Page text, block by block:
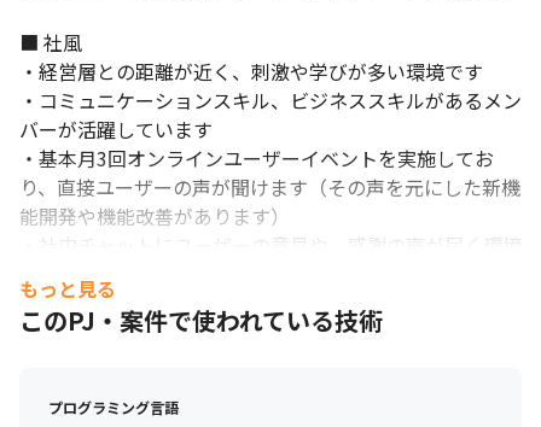
社内のコミュニケーションを大切にしています。
■ 社風
・経営層との距離が近く、刺激や学びが多い環境です
・コミュニケーションスキル、ビジネススキルがあるメン
バーが活躍しています
・基本月3回オンラインユーザーイベントを実施してお
り、直接ユーザーの声が聞けます（その声を元にした新機
能開発や機能改善があります）
・社内チャットにユーザーの意見や、感謝の声が届く環境
です
・TVCMをはじめとしたマーケティング領域や、社内の採
用データを扱うHR領域など、社内のさまざまなデータを
が言いやすい雰囲気があります
もっと見る
このPJ・案件で使われている技術
プログラミング言語